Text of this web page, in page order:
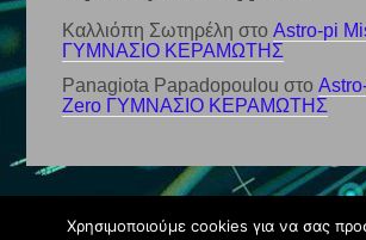
Καλλιόπη Σωτηρέλη στοAstro-pi
ΓΥΜΝΑΣΙΟ ΚΕΡΑΜΩΤΗΣ
Panagiota Papadopoulou στο
Zero ΓΥΜΝΑΣΙΟ ΚΕΡΑΜΩΤΗΣ
Χρησιμοποιούμε cookies για να σας